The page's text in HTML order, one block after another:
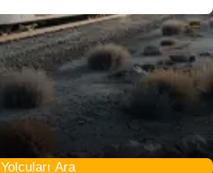
Yolcuları Ara